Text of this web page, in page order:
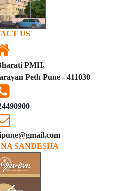
US
PMH,
Peth Pune - 411030
SANDESHA